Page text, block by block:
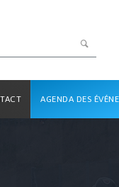
AGENDA DES